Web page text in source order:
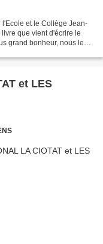
l'Ecole et le Collège Jean-
que vient d'écrire le
grand bonheur, nous les
et LES